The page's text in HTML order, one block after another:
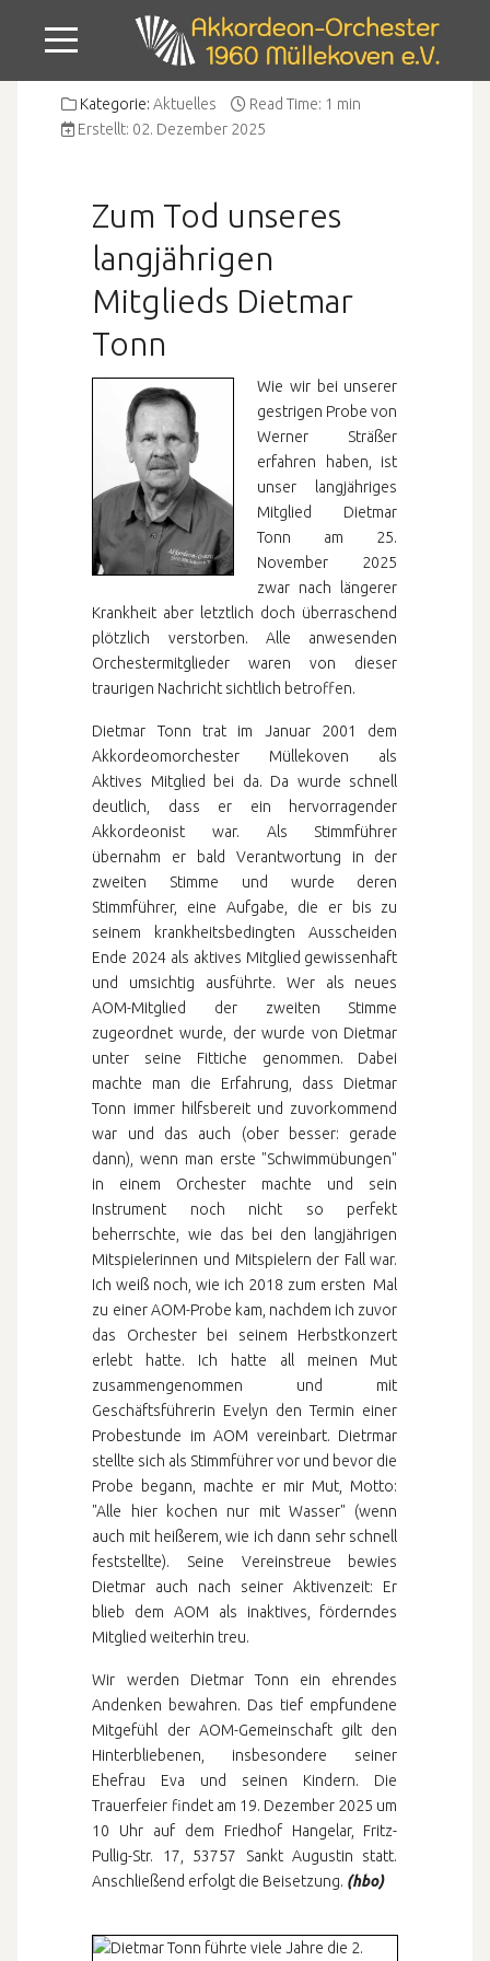
Mobile Menu Toggle
Kategorie:Aktuelles
Read Time: 1 min
Erstellt: 02. Dezember 2025
Zum Tod unseres
langjährigen
Mitglieds Dietmar
Tonn
Wie wir bei unserer
gestrigen Probe von
Werner Sträßer
erfahren haben, ist
unser langjähriges
Mitglied Dietmar
Tonn am 25.
November 2025
zwar nach längerer
Krankheit aber letztlich doch überraschend
plötzlich verstorben. Alle anwesenden
Orchestermitglieder waren von dieser
traurigen Nachricht sichtlich betroffen.
Dietmar Tonn trat im Januar 2001 dem
Akkordeomorchester Müllekoven als
Aktives Mitglied bei da. Da wurde schnell
deutlich, dass er ein hervorragender
Akkordeonist war. Als Stimmführer
übernahm er bald Verantwortung in der
zweiten Stimme und wurde deren
Stimmführer, eine Aufgabe, die er bis zu
seinem krankheitsbedingten Ausscheiden
Ende 2024 als aktives Mitglied gewissenhaft
und umsichtig ausführte. Wer als neues
AOM-Mitglied der zweiten Stimme
zugeordnet wurde, der wurde von Dietmar
unter seine Fittiche genommen. Dabei
machte man die Erfahrung, dass Dietmar
Tonn immer hilfsbereit und zuvorkommend
war und das auch (ober besser: gerade
dann), wenn man erste "Schwimmübungen"
in einem Orchester machte und sein
Instrument noch nicht so perfekt
beherrschte, wie das bei den langjährigen
Mitspielerinnen und Mitspielern der Fall war.
Ich weiß noch, wie ich 2018 zum ersten Mal
zu einer AOM-Probe kam, nachdem ich zuvor
das Orchester bei seinem Herbstkonzert
erlebt hatte. Ich hatte all meinen Mut
zusammengenommen und mit
Geschäftsführerin Evelyn den Termin einer
Probestunde im AOM vereinbart. Dietrmar
stellte sich als Stimmführer vor und bevor die
Probe begann, machte er mir Mut, Motto:
"Alle hier kochen nur mit Wasser" (wenn
auch mit heißerem, wie ich dann sehr schnell
feststellte). Seine Vereinstreue bewies
Dietmar auch nach seiner Aktivenzeit: Er
blieb dem AOM als inaktives, förderndes
Mitglied weiterhin treu.
Wir werden Dietmar Tonn ein ehrendes
Andenken bewahren. Das tief empfundene
Mitgefühl der AOM-Gemeinschaft gilt den
Hinterbliebenen, insbesondere seiner
Ehefrau Eva und seinen Kindern. Die
Trauerfeier findet am 19. Dezember 2025 um
10 Uhr auf dem Friedhof Hangelar, Fritz-
Pullig-Str. 17, 53757 Sankt Augustin statt.
Anschließend erfolgt die Beisetzung. (hbo)